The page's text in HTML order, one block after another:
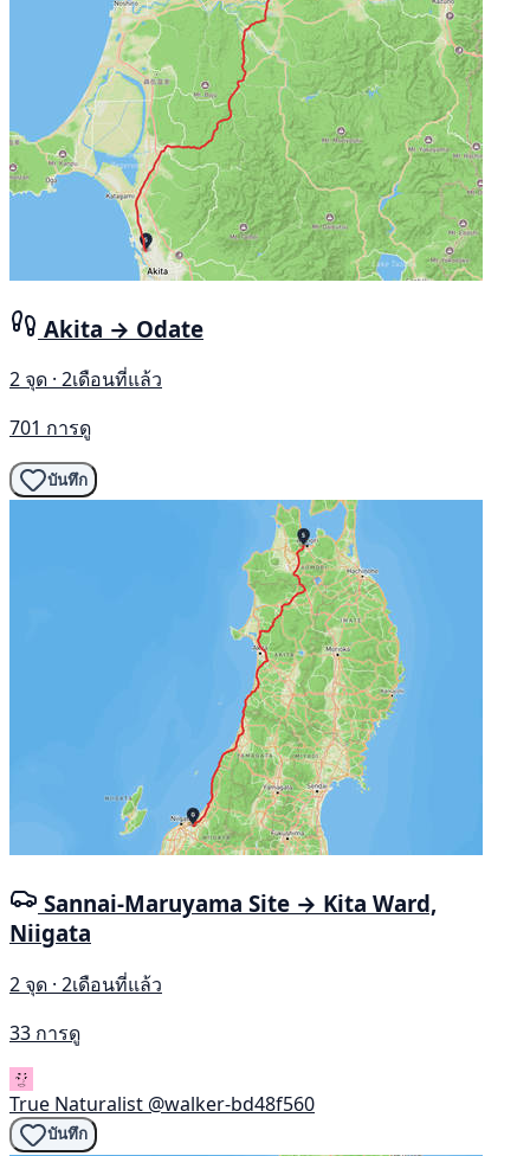
Akita → Odate
2 จุด · 2เดือนที่แล้ว
701 การดู
บันทึก
Sannai-Maruyama Site → Kita Ward,
Niigata
2 จุด · 2เดือนที่แล้ว
33 การดู
True Naturalist @walker-bd48f560
บันทึก